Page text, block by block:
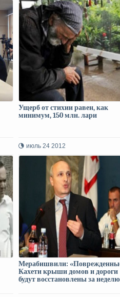
Ущерб от стихии равен, как
минимум, 150 млн. лари
июль 24 2012
Мерабишвили:
Кахети крыши домов и дороги
будут восстановлены за